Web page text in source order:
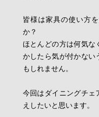
皆様は家具の使い方
か？
ほとんどの方は何気な
かしたら気が付かない
もしれません。
今回はダイニングチェ
えしたいと思います。